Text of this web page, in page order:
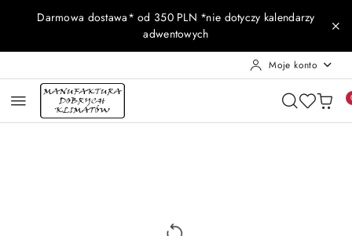
Przejdź do treści głównej
Przejdź do wyszukiwarki
Przejdź do moje konto
Przejdź do menu głównego
Przejdź do opisu produktu
Przejdź do stopki
Darmowa dostawa* od 350 PLN *nie dotyczy kalendarzy
adwentowych
Moje konto